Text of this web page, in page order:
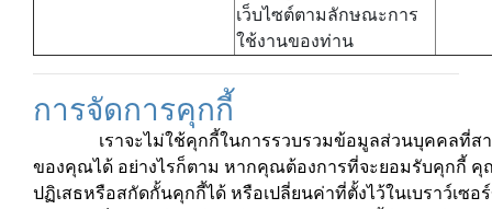
เว็บไซต์ตามลักษณะการ
ใช้งานของท่าน
การจัดการคุกกี้
เราจะไม่ใช้คุกกี้ในการรวบรวมข้อมูลส่วนบุคคลที่สา
ของคุณได้ อย่างไรก็ตาม หากคุณต้องการที่จะยอมรับคุกกี้ คุ
ปฏิเสธหรือสกัดกั้นคุกกี้ได้ หรือเปลี่ยนค่าที่ตั้งไว้ในเบราว์เซ